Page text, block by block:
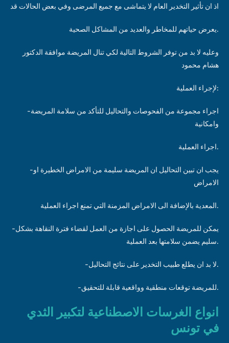
اذ ان تأثير التخدير العام لا يتماشى مع جميع المرضى وفي بعض الحالات قد
يعرض حياتهم للمخاطر والعديد من المشاكل الصحية.
وعليه لا بد من توفر الشروط التالية لكي تنال المريضة موافقة الدكتور
هشام محمود
لإجراء العملية:
-اجراء مجموعة من الفحوصات والتحاليل للتأكد من سلامة المريضة
وامكانية
اجراء العملية.
-يجب ان تبين التحاليل ان المريضة سليمة من الامراض الخطيرة او
الامراض
المعدية بالإضافة الى الامراض المزمنة التي تمنع اجراء العملية.
-يمكن للمريضة الحصول على اجازة من العمل لقضاء فترة النقاهة بشكل
سليم يضمن سلامتها بعد العملية.
-لا بد ان يطلع طبيب التخدير على نتائج التحاليل.
-للمريضة توقعات منطقية وواقعية قابلة للتحقيق.
انواع الغرسات الاصطناعية لتكبير الثدي
في تونس